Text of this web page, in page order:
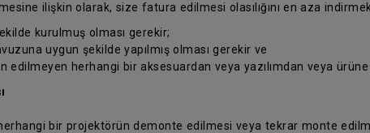
ilişkin olarak, size fatura edilmesi olasılığını en aza
kurulmuş olması gerekir;
uygun şekilde yapılmış olması gerekir ve
edilmeyen herhangi bir aksesuardan veya yazılımdan veya
bir projektörün demonte edilmesi veya tekrar monte